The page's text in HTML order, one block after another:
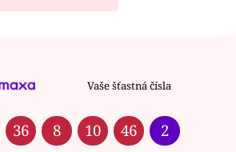
Vaše šťastná čísla
36 8 10 46 2